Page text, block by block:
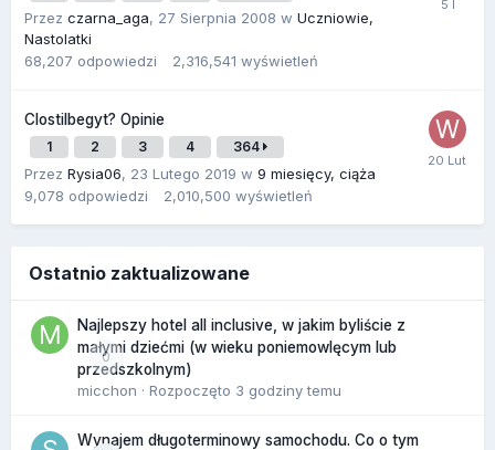
Przez czarna_aga, 27 Sierpnia 2008 w Uczniowie,
Nastolatki
68,207 odpowiedzi 2,316,541 wyświetleń
Clostilbegyt? Opinie
1 2 3 4 364
Przez Rysia06, 23 Lutego 2019 w 9 miesięcy, ciąża
9,078 odpowiedzi 2,010,500 wyświetleń
Ostatnio zaktualizowane
0
Najlepszy hotel all inclusive, w jakim byliście z
małymi dziećmi (w wieku poniemowlęcym lub
przedszkolnym)
micchon · Rozpoczęto 3 godziny temu
Wynajem długoterminowy samochodu. Co o tym